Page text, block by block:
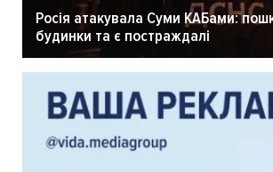
Росія атакувала Суми КАБами:
будинки та є постраждалі